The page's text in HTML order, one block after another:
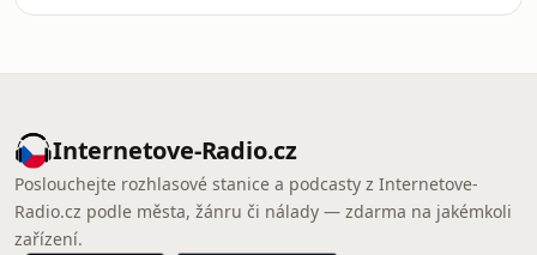
Internetove-Radio.cz
Poslouchejte rozhlasové stanice a podcasty z Internetove-
Radio.cz podle města, žánru či nálady — zdarma na jakémkoli
zařízení.